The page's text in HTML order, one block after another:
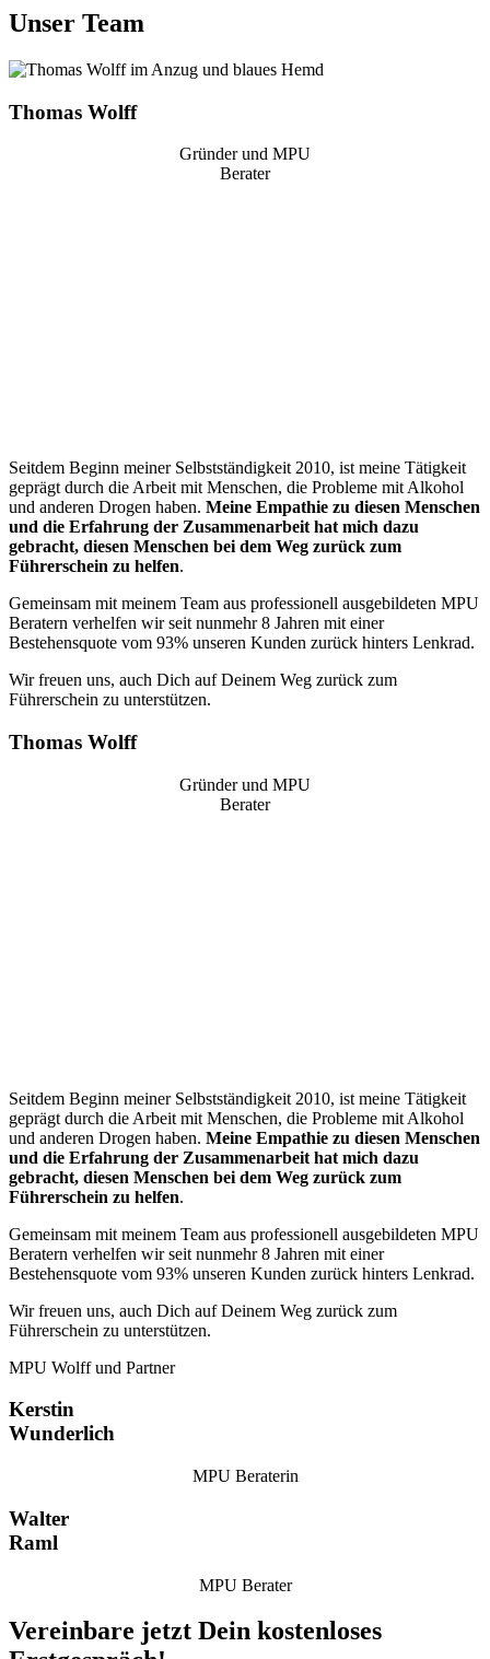
Unser Team
Thomas Wolff
Gründer und MPU
Berater
Seitdem Beginn meiner Selbstständigkeit 2010, ist meine Tätigkeit
geprägt durch die Arbeit mit Menschen, die Probleme mit Alkohol
und anderen Drogen haben. Meine Empathie zu diesen Menschen
und die Erfahrung der Zusammenarbeit hat mich dazu
gebracht, diesen Menschen bei dem Weg zurück zum
Führerschein zu helfen.
Gemeinsam mit meinem Team aus professionell ausgebildeten MPU
Beratern verhelfen wir seit nunmehr 8 Jahren mit einer
Bestehensquote vom 93% unseren Kunden zurück hinters Lenkrad.
Wir freuen uns, auch Dich auf Deinem Weg zurück zum
Führerschein zu unterstützen.
Thomas Wolff
Gründer und MPU
Berater
Seitdem Beginn meiner Selbstständigkeit 2010, ist meine Tätigkeit
geprägt durch die Arbeit mit Menschen, die Probleme mit Alkohol
und anderen Drogen haben. Meine Empathie zu diesen Menschen
und die Erfahrung der Zusammenarbeit hat mich dazu
gebracht, diesen Menschen bei dem Weg zurück zum
Führerschein zu helfen.
Gemeinsam mit meinem Team aus professionell ausgebildeten MPU
Beratern verhelfen wir seit nunmehr 8 Jahren mit einer
Bestehensquote vom 93% unseren Kunden zurück hinters Lenkrad.
Wir freuen uns, auch Dich auf Deinem Weg zurück zum
Führerschein zu unterstützen.
MPU Wolff und Partner
Kerstin
Wunderlich
MPU Beraterin
Walter
Raml
MPU Berater
Vereinbare jetzt Dein kostenloses